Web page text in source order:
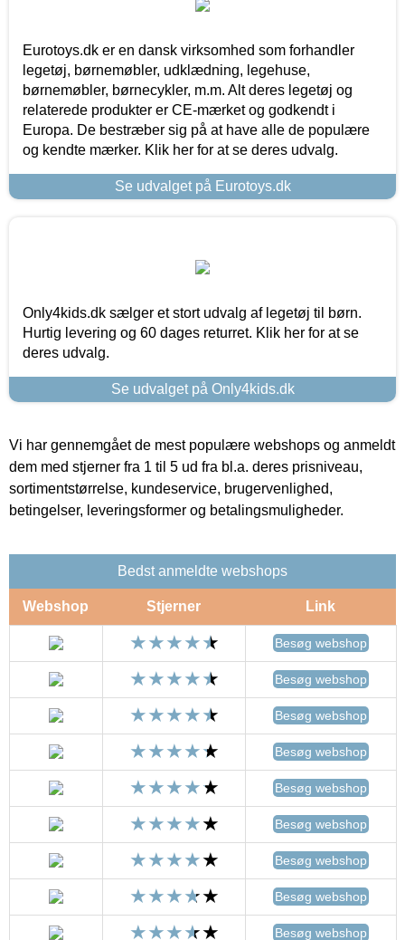
Eurotoys.dk er en dansk virksomhed som forhandler
legetøj, børnemøbler, udklædning, legehuse,
børnemøbler, børnecykler, m.m. Alt deres legetøj og
relaterede produkter er CE-mærket og godkendt i
Europa. De bestræber sig på at have alle de populære
og kendte mærker. Klik her for at se deres udvalg.
Se udvalget på Eurotoys.dk
Only4kids.dk sælger et stort udvalg af legetøj til børn.
Hurtig levering og 60 dages returret. Klik her for at se
deres udvalg.
Se udvalget på Only4kids.dk
Vi har gennemgået de mest populære webshops og anmeldt
dem med stjerner fra 1 til 5 ud fra bl.a. deres prisniveau,
sortimentstørrelse, kundeservice, brugervenlighed,
betingelser, leveringsformer og betalingsmuligheder.
Bedst anmeldte webshops
Webshop Stjerner Link
Besøg webshop
Besøg webshop
Besøg webshop
Besøg webshop
Besøg webshop
Besøg webshop
Besøg webshop
Besøg webshop
Besøg webshop